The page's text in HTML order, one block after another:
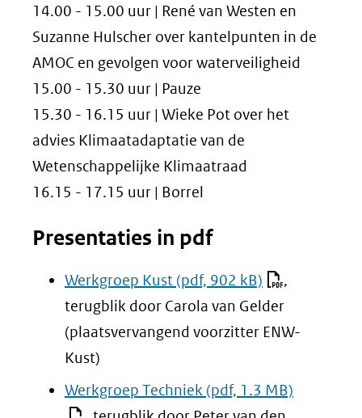
14.00 - 15.00 uur | René van Westen en
Suzanne Hulscher over kantelpunten in de
AMOC en gevolgen voor waterveiligheid
15.00 - 15.30 uur | Pauze
15.30 - 16.15 uur | Wieke Pot over het
advies Klimaatadaptatie van de
Wetenschappelijke Klimaatraad
16.15 - 17.15 uur | Borrel
Presentaties in pdf
Werkgroep Kust (pdf, 902 kB)
,
terugblik door Carola van Gelder
(plaatsvervangend voorzitter ENW-
Kust)
Werkgroep Techniek (pdf, 1.3 MB)